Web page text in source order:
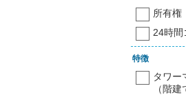
所有権
24時間
特徴
タワー
（階建